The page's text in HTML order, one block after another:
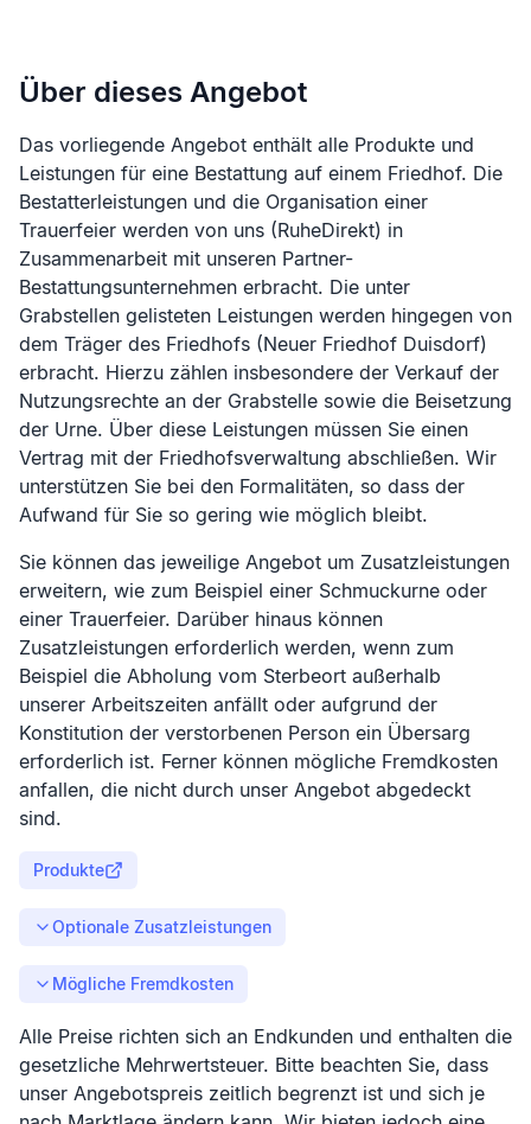
Über dieses Angebot
Das vorliegende Angebot enthält alle Produkte und
Leistungen für eine Bestattung auf einem Friedhof. Die
Bestatterleistungen und die Organisation einer
Trauerfeier werden von uns (RuheDirekt) in
Zusammenarbeit mit unseren Partner-
Bestattungsunternehmen erbracht. Die unter
Grabstellen gelisteten Leistungen werden hingegen von
dem Träger des Friedhofs (Neuer Friedhof Duisdorf)
erbracht. Hierzu zählen insbesondere der Verkauf der
Nutzungsrechte an der Grabstelle sowie die Beisetzung
der Urne. Über diese Leistungen müssen Sie einen
Vertrag mit der Friedhofsverwaltung abschließen. Wir
unterstützen Sie bei den Formalitäten, so dass der
Aufwand für Sie so gering wie möglich bleibt.
Sie können das jeweilige Angebot um Zusatzleistungen
erweitern, wie zum Beispiel einer Schmuckurne oder
einer Trauerfeier. Darüber hinaus können
Zusatzleistungen erforderlich werden, wenn zum
Beispiel die Abholung vom Sterbeort außerhalb
unserer Arbeitszeiten anfällt oder aufgrund der
Konstitution der verstorbenen Person ein Übersarg
erforderlich ist. Ferner können mögliche Fremdkosten
anfallen, die nicht durch unser Angebot abgedeckt
sind.
Produkte
Optionale Zusatzleistungen
Mögliche Fremdkosten
Alle Preise richten sich an Endkunden und enthalten die
gesetzliche Mehrwertsteuer. Bitte beachten Sie, dass
unser Angebotspreis zeitlich begrenzt ist und sich je